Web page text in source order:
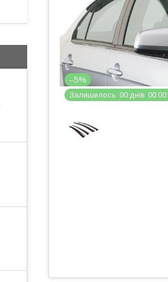
–5%
Залишилось 00 днів 00 00